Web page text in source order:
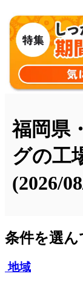
福岡県
グの工
(2026/
条件を選ん
地域